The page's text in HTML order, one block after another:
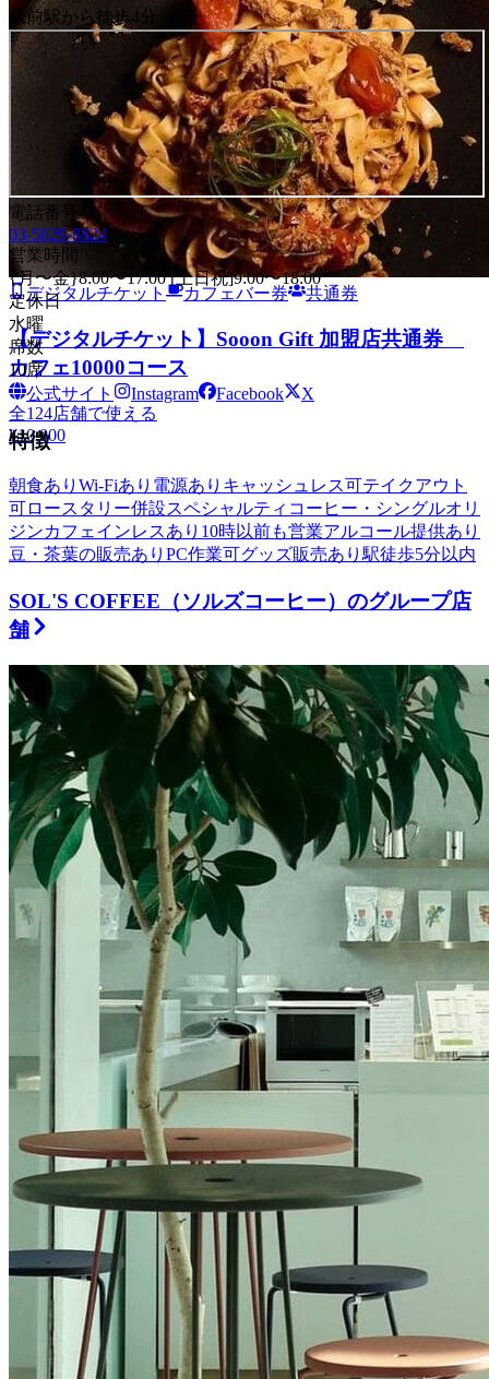
券 3000コース
店舗で使える
デジタルチケット
カフェバー券 共通券
【デジタルチケット】Sooon Gift 加盟店共通券
カフェ5000コース
全126店舗で使える
¥5,000
デジタルチケット
カフェバー券 共通券
【デジタルチケット】Sooon Gift 加盟店共通券
カフェ10000コース
全124店舗で使える
¥10,000
蔵前駅から徒歩4分
電話番号
03-5829-8824
営業時間
{月〜金}8:00〜17:00 [土日祝]9:00〜18:00
定休日
水曜
席数
10席
公式サイト
Instagram Facebook X
特徴
朝食あり Wi-Fiあり 電源あり キャッシュレス可テイクアウト
可ロースタリー併設スペシャルティコーヒー・シングルオリ
ジンカフェインレスあり 10時以前も営業アルコール提供あり
豆・茶葉の販売あり PC作業可グッズ販売あり 駅徒歩5分以内
SOL'S COFFEE（ソルズコーヒー）のグループ店
舗